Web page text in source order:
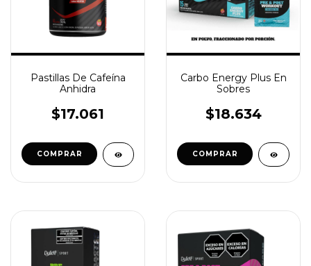
Pastillas De Cafeína
Anhidra
$17.061
Carbo Energy Plus En
Sobres
$18.634